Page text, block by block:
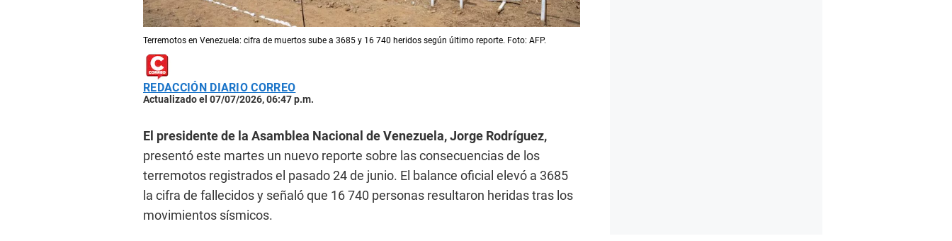
Terremotos en Venezuela: cifra de muertos sube a 3685 y 16 740 heridos según último reporte. Foto: AFP.
REDACCIÓN DIARIO CORREO
Actualizado el 07/07/2026, 06:47 p.m.
El presidente de la Asamblea Nacional de Venezuela, Jorge Rodríguez,
presentó este martes un nuevo reporte sobre las consecuencias de los
terremotos registrados el pasado 24 de junio. El balance oficial elevó a 3685
la cifra de fallecidos y señaló que 16 740 personas resultaron heridas tras los
movimientos sísmicos.